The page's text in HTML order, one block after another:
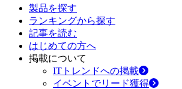
製品を探す
ランキングから探す
記事を読む
はじめての方へ
掲載について
ITトレンドへの掲載
イベントでリード獲得